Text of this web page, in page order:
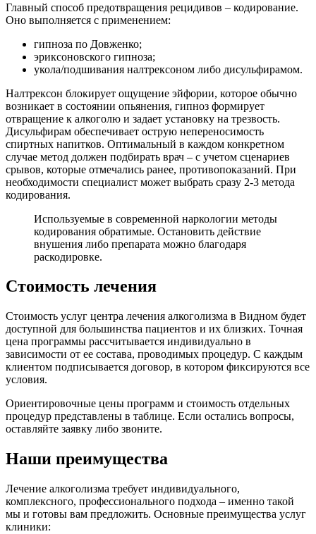
Главный способ предотвращения рецидивов – кодирование.
Оно выполняется с применением:
гипноза по Довженко;
эриксоновского гипноза;
укола/подшивания налтрексоном либо дисульфирамом.
Налтрексон блокирует ощущение эйфории, которое обычно
возникает в состоянии опьянения, гипноз формирует
отвращение к алкоголю и задает установку на трезвость.
Дисульфирам обеспечивает острую непереносимость
спиртных напитков. Оптимальный в каждом конкретном
случае метод должен подбирать врач – с учетом сценариев
срывов, которые отмечались ранее, противопоказаний. При
необходимости специалист может выбрать сразу 2-3 метода
кодирования.
Используемые в современной наркологии методы
кодирования обратимые. Остановить действие
внушения либо препарата можно благодаря
раскодировке.
Стоимость лечения
Стоимость услуг центра лечения алкоголизма в Видном будет
доступной для большинства пациентов и их близких. Точная
цена программы рассчитывается индивидуально в
зависимости от ее состава, проводимых процедур. С каждым
клиентом подписывается договор, в котором фиксируются все
условия.
Ориентировочные цены программ и стоимость отдельных
процедур представлены в таблице. Если остались вопросы,
оставляйте заявку либо звоните.
Наши преимущества
Лечение алкоголизма требует индивидуального,
комплексного, профессионального подхода – именно такой
мы и готовы вам предложить. Основные преимущества услуг
клиники: